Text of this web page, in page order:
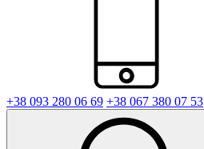
+38 093 280 06 69 +38 067 380 07 53